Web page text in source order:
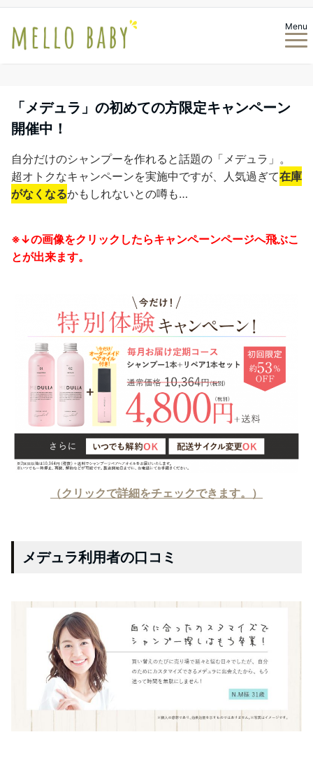
Menu
「メデュラ」の初めての方限定キャンペーン
開催中！
自分だけのシャンプーを作れると話題の「メデュラ」。
超オトクなキャンペーンを実施中ですが、人気過ぎて在庫
がなくなるかもしれないとの噂も…
※↓の画像をクリックしたらキャンペーンページへ飛ぶこ
とが出来ます。
（クリックで詳細をチェックできます。）
メデュラ利用者の口コミ